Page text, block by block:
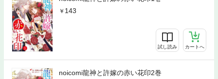
143
試し読み カートへ
noicomi龍神と許嫁の赤い花印2巻